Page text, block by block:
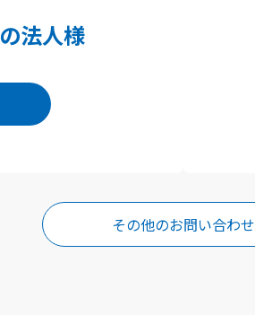
の法人様
その他のお問い合わせ